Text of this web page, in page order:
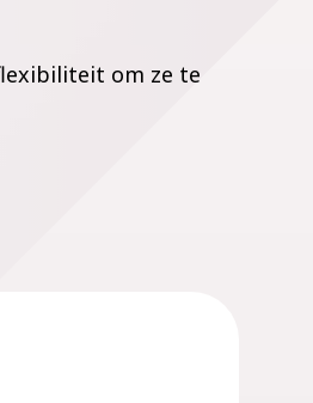
om ze te